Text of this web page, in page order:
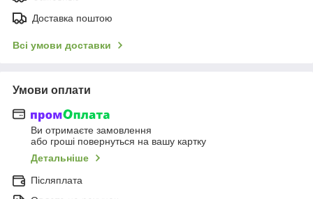
Доставка поштою
Всі умови доставки
Умови оплати
Ви отримаєте замовлення
або гроші повернуться на вашу картку
Детальніше
Післяплата